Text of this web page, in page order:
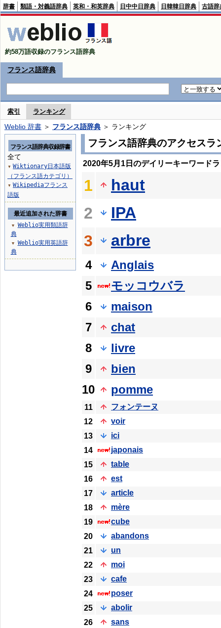
辞書 類語・対義語辞典 英和・和英辞典 日中中日辞典 日韓韓日辞典 古語辞
約58万語収録のフランス語辞典
フランス語辞典
索引 ランキング
Weblio 辞書 ＞ フランス語辞典 ＞ ランキング
フランス語辞典のアクセスラ
2020年5月1日のデイリーキーワード
1
haut
2
IPA
3
arbre
4
Anglais
5
モッコウバラ
6
maison
7
chat
8
livre
9
bien
10
pomme
11
フォンテーヌ
12
voir
13
ici
14
japonais
15
table
16
est
17
article
18
mère
19
cube
20
abandons
21
un
22
moi
23
cafe
24
poser
25
abolir
26
sans
フランス語辞典収録辞書
全て
▼ Wiktionary日本語版
（フランス語カテゴリ）
▼ Wikipediaフランス
語版
最近追加された辞書
▼
Weblio実用類語辞
典
▼
Weblio実用英語辞
典